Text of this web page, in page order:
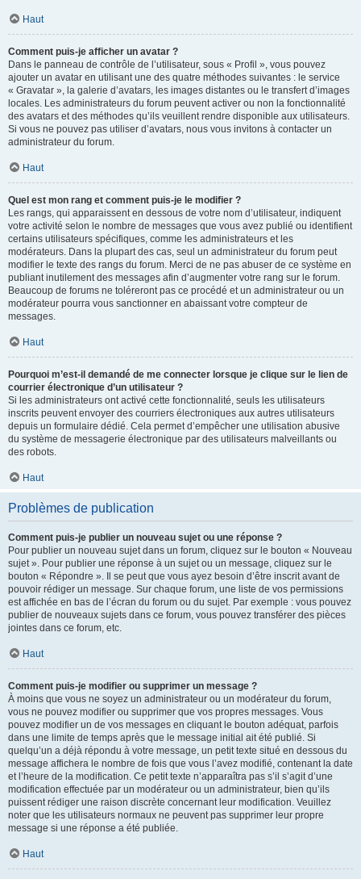
Haut
Comment puis-je afficher un avatar ?
Dans le panneau de contrôle de l’utilisateur, sous « Profil », vous pouvez
ajouter un avatar en utilisant une des quatre méthodes suivantes : le service
« Gravatar », la galerie d’avatars, les images distantes ou le transfert d’images
locales. Les administrateurs du forum peuvent activer ou non la fonctionnalité
des avatars et des méthodes qu’ils veuillent rendre disponible aux utilisateurs.
Si vous ne pouvez pas utiliser d’avatars, nous vous invitons à contacter un
administrateur du forum.
Haut
Quel est mon rang et comment puis-je le modifier ?
Les rangs, qui apparaissent en dessous de votre nom d’utilisateur, indiquent
votre activité selon le nombre de messages que vous avez publié ou identifient
certains utilisateurs spécifiques, comme les administrateurs et les
modérateurs. Dans la plupart des cas, seul un administrateur du forum peut
modifier le texte des rangs du forum. Merci de ne pas abuser de ce système en
publiant inutilement des messages afin d’augmenter votre rang sur le forum.
Beaucoup de forums ne toléreront pas ce procédé et un administrateur ou un
modérateur pourra vous sanctionner en abaissant votre compteur de
messages.
Haut
Pourquoi m’est-il demandé de me connecter lorsque je clique sur le lien de
courrier électronique d’un utilisateur ?
Si les administrateurs ont activé cette fonctionnalité, seuls les utilisateurs
inscrits peuvent envoyer des courriers électroniques aux autres utilisateurs
depuis un formulaire dédié. Cela permet d’empêcher une utilisation abusive
du système de messagerie électronique par des utilisateurs malveillants ou
des robots.
Haut
Problèmes de publication
Comment puis-je publier un nouveau sujet ou une réponse ?
Pour publier un nouveau sujet dans un forum, cliquez sur le bouton « Nouveau
sujet ». Pour publier une réponse à un sujet ou un message, cliquez sur le
bouton « Répondre ». Il se peut que vous ayez besoin d’être inscrit avant de
pouvoir rédiger un message. Sur chaque forum, une liste de vos permissions
est affichée en bas de l’écran du forum ou du sujet. Par exemple : vous pouvez
publier de nouveaux sujets dans ce forum, vous pouvez transférer des pièces
jointes dans ce forum, etc.
Haut
Comment puis-je modifier ou supprimer un message ?
À moins que vous ne soyez un administrateur ou un modérateur du forum,
vous ne pouvez modifier ou supprimer que vos propres messages. Vous
pouvez modifier un de vos messages en cliquant le bouton adéquat, parfois
dans une limite de temps après que le message initial ait été publié. Si
quelqu’un a déjà répondu à votre message, un petit texte situé en dessous du
message affichera le nombre de fois que vous l’avez modifié, contenant la date
et l’heure de la modification. Ce petit texte n’apparaîtra pas s’il s’agit d’une
modification effectuée par un modérateur ou un administrateur, bien qu’ils
puissent rédiger une raison discrète concernant leur modification. Veuillez
noter que les utilisateurs normaux ne peuvent pas supprimer leur propre
message si une réponse a été publiée.
Haut